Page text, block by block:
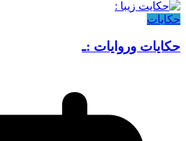
حکایات
حکایات وروایات :ـ